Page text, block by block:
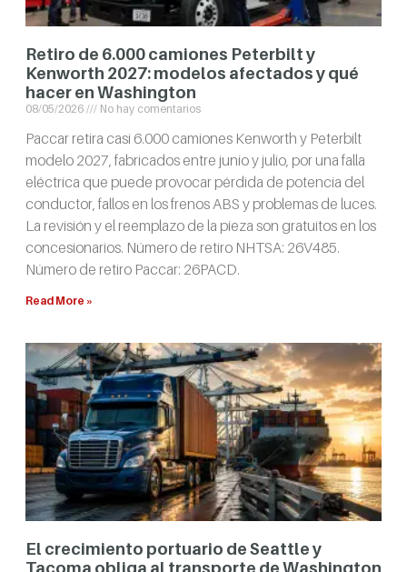
Retiro de 6.000 camiones Peterbilt y
Kenworth 2027: modelos afectados y qué
hacer en Washington
08/05/2026 No hay comentarios
Paccar retira casi 6.000 camiones Kenworth y Peterbilt
modelo 2027, fabricados entre junio y julio, por una falla
eléctrica que puede provocar pérdida de potencia del
conductor, fallos en los frenos ABS y problemas de luces.
La revisión y el reemplazo de la pieza son gratuitos en los
concesionarios. Número de retiro NHTSA: 26V485.
Número de retiro Paccar: 26PACD.
Read More »
El crecimiento portuario de Seattle y
Tacoma obliga al transporte de Washington